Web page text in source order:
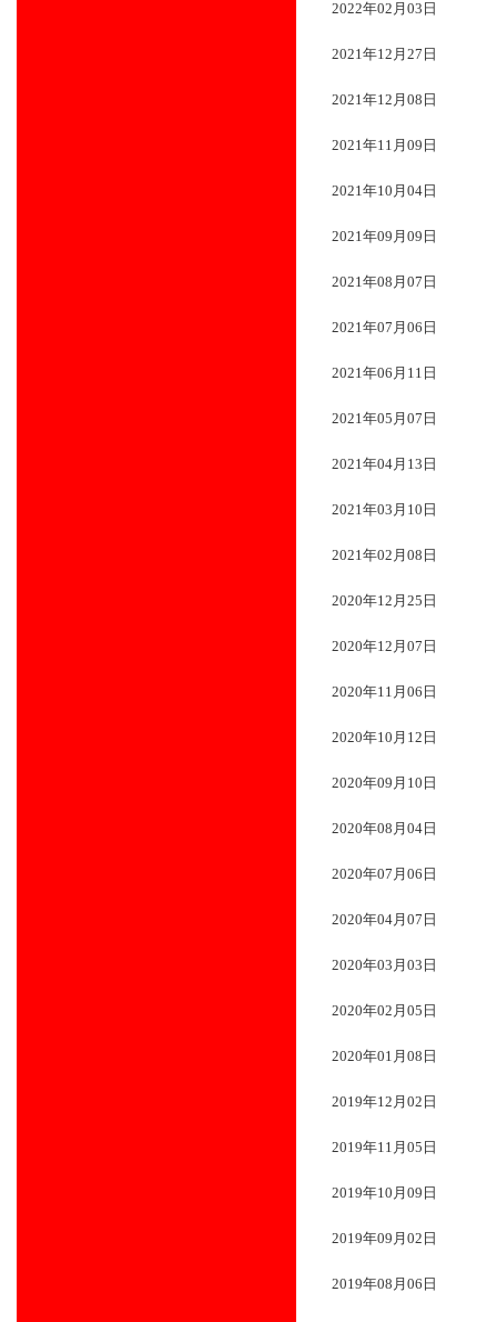
2022年02月03日
2021年12月27日
2021年12月08日
2021年11月09日
2021年10月04日
2021年09月09日
2021年08月07日
2021年07月06日
2021年06月11日
2021年05月07日
2021年04月13日
2021年03月10日
2021年02月08日
2020年12月25日
2020年12月07日
2020年11月06日
2020年10月12日
2020年09月10日
2020年08月04日
2020年07月06日
2020年04月07日
2020年03月03日
2020年02月05日
2020年01月08日
2019年12月02日
2019年11月05日
2019年10月09日
2019年09月02日
2019年08月06日